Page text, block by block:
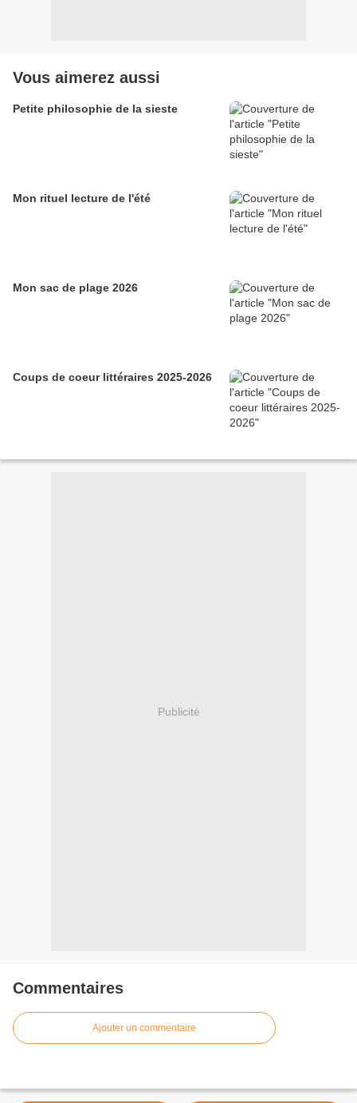
Vous aimerez aussi
Petite philosophie de la sieste
Mon rituel lecture de l'été
Mon sac de plage 2026
Coups de coeur littéraires 2025-2026
Publicité
Commentaires
Ajouter un commentaire